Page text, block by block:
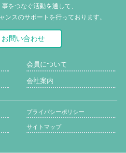
をつなぐ活動を通して、
ンスのサポートを行っております。
お問い合わせ
会員について
会社案内
プライバシーポリシー
サイトマップ